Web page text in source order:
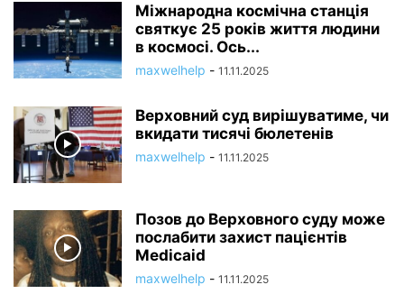
Міжнародна космічна станція
святкує 25 років життя людини
в космосі. Ось...
maxwelhelp - 11.11.2025
Верховний суд вирішуватиме, чи
вкидати тисячі бюлетенів
maxwelhelp - 11.11.2025
Позов до Верховного суду може
послабити захист пацієнтів
Medicaid
maxwelhelp - 11.11.2025